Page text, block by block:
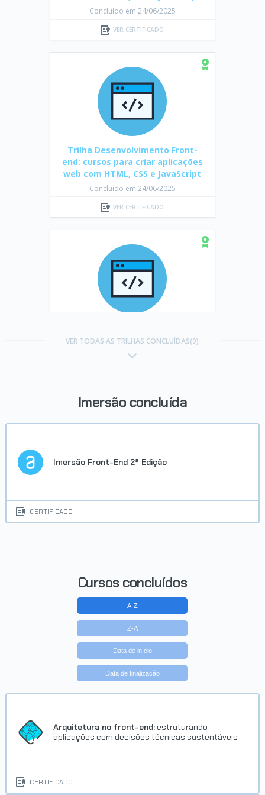
Concluído em 24/06/2025
VER CERTIFICADO
Trilha Desenvolvimento Front-
end: cursos para criar aplicações
web com HTML, CSS e JavaScript
Concluído em 24/06/2025
VER CERTIFICADO
JavaScript
Trilha React com TypeScript na
Trilha Praticando JavaScript
VER CERTIFICADO
VER TODAS AS TRILHAS CONCLUÍDAS(9)
Imersão concluída
Imersão Front-End 2ª Edição
CERTIFICADO
Cursos concluídos
A-Z
Z-A
Data de início
Data de finalização
Arquitetura no front-end: estruturando
aplicações com decisões técnicas sustentáveis
CERTIFICADO